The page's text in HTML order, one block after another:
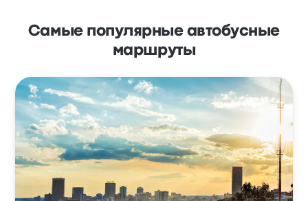
Самые популярные автобусные
маршруты